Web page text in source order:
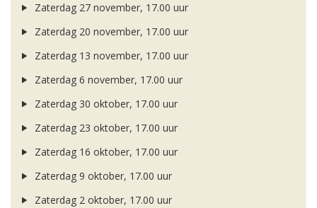
Zaterdag 27 november, 17.00 uur
Zaterdag 20 november, 17.00 uur
Zaterdag 13 november, 17.00 uur
Zaterdag 6 november, 17.00 uur
Zaterdag 30 oktober, 17.00 uur
Zaterdag 23 oktober, 17.00 uur
Zaterdag 16 oktober, 17.00 uur
Zaterdag 9 oktober, 17.00 uur
Zaterdag 2 oktober, 17.00 uur